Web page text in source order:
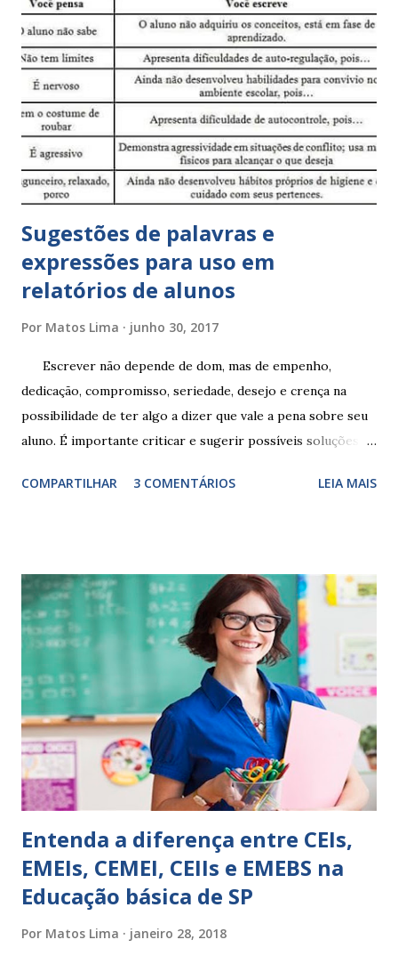
Sugestões de palavras e
expressões para uso em
relatórios de alunos
Por Matos Lima junho 30, 2017
Escrever não depende de dom, mas de empenho,
dedicação, compromisso, seriedade, desejo e crença na
possibilidade de ter algo a dizer que vale a pena sobre seu
aluno. É importante criticar e sugerir possíveis soluções.
exercitação. E encontrar a melhor maneira de expressar o
sempre as intervenções feitas para ações apresentadas,
isso ressalta trabalho. SUGESTÕES DE PALAVRAS E
EXPRESSÕES PARA USO EM RELATÓRIOS Você pensa Você
escreve O aluno não sabe O aluno não adquiriu os
conceitos, está em fase de aprendizado. Não tem limites
Apresenta dificuldades de auto-regulação, pois… É nervoso
Ainda não desenvolveu habilidades para convívio no
ambiente...
COMPARTILHAR 3 COMENTÁRIOS LEIA MAIS
Entenda a diferença entre CEIs,
EMEIs, CEMEI, CEIIs e EMEBS na
Educação básica de SP
Por Matos Lima janeiro 28, 2018